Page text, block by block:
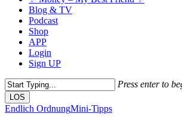
Blog & TV
Podcast
Shop
APP
Login
Sign UP
Press enter to
LOS
Close
Endlich OrdnungMini-Tipps